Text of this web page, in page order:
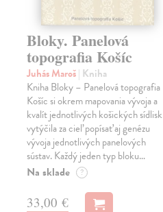
Bloky. Panelová
topografia Košíc
Juhás Maroš| Kniha
Kniha Bloky – Panelová topografia
Košíc si okrem mapovania vývoja a
kvalít jednotlivých košických sídlisk
vytýčila za cieľ popísať aj genézu
vývoja jednotlivých panelových
sústav. Každý jeden typ bloku…
Na sklade ?
33,00 €